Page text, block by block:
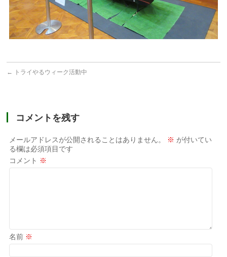
← トライやるウィーク活動中
コメントを残す
メールアドレスが公開されることはありません。 ※ が付いてい
る欄は必須項目です
コメント ※
名前 ※